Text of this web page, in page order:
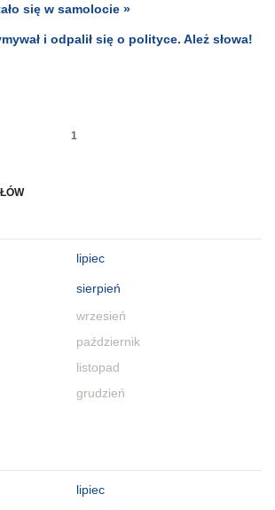
lipiec
sierpień
wrzesień
październik
listopad
grudzień
lipiec
się w samolocie »
i odpalił się o polityce. Ależ słowa!
1